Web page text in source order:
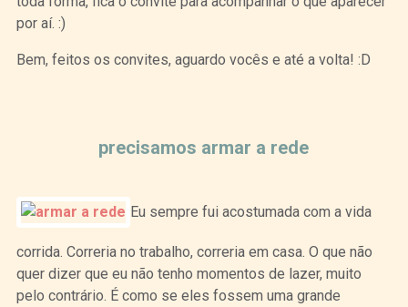
por aí. :)
Bem, feitos os convites, aguardo vocês e até a volta! :D
precisamos armar a rede
Eu sempre fui acostumada com a vida
corrida. Correria no trabalho, correria em casa. O que não
quer dizer que eu não tenho momentos de lazer, muito
pelo contrário. É como se eles fossem uma grande